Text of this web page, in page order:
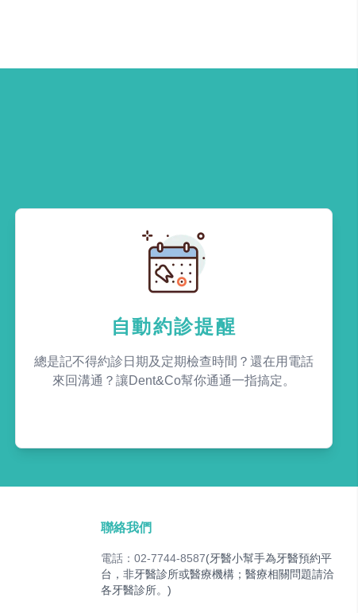
自動約診提醒
總是記不得約診日期及定期檢查時間？還在用電話
來回溝通？讓Dent&Co幫你通通一指搞定。
聯絡我們
電話：02-7744-8587(牙醫小幫手為牙醫預約平
台，非牙醫診所或醫療機構；醫療相關問題請洽
各牙醫診所。)